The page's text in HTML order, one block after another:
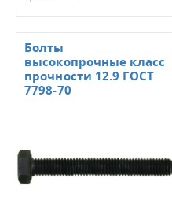
Болты
высокопрочные класс
прочности 12.9 ГОСТ
7798-70